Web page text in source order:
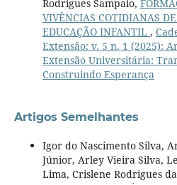
Rodrigues Sampaio,
VIVÊNCIAS COTIDIANAS DE
EDUCAÇÃO INFANTIL ,
Extensão: v. 5 n. 1 (2025):
Extensão Universitária:
Construindo Esperança
Artigos Semelhantes
Igor do Nascimento Silva,
Júnior, Arley Vieira Silva,
Lima, Crislene Rodrigues